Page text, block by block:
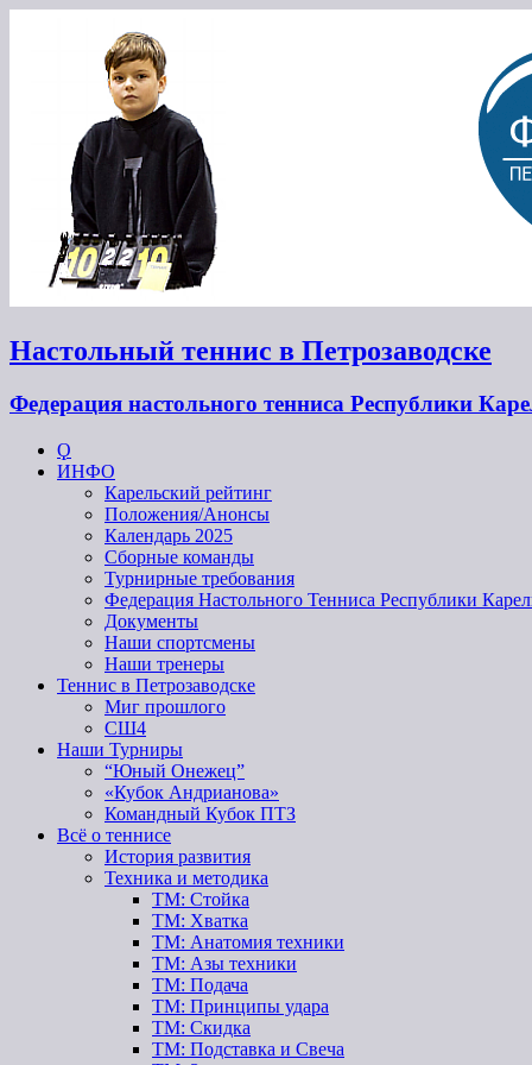
Настольный теннис в Петрозаводске
Федерация настольного тенниса Республики
Ϙ
ИНФО
Карельский рейтинг
Положения/Анонсы
Календарь 2025
Сборные команды
Турнирные требования
Федерация Настольного Тенниса Республики
Документы
Наши спортсмены
Наши тренеры
Теннис в Петрозаводске
Миг прошлого
СШ4
Наши Турниры
“Юный Онежец”
«Кубок Андрианова»
Командный Кубок ПТЗ
Всё о теннисе
История развития
Техника и методика
ТМ: Стойка
ТМ: Хватка
ТМ: Анатомия техники
ТМ: Азы техники
ТМ: Подача
ТМ: Принципы удара
ТМ: Скидка
ТМ: Подставка и Свеча